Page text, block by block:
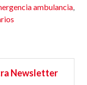
ambulancia,
Newsletter